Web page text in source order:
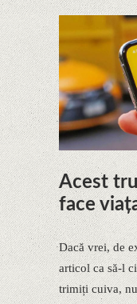
Acest
face
Dacă vrei, de
articol ca să-l
trimiți cuiva,